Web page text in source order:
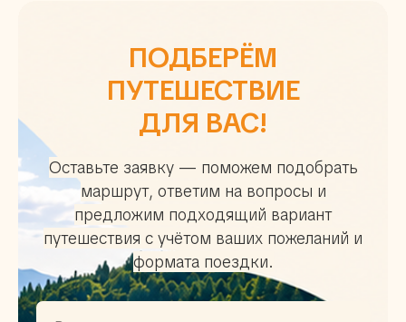
ПОДБЕРЁМ
ПУТЕШЕСТВИЕ
ДЛЯ ВАС!
Оставьте заявку — поможем подобрать
маршрут, ответим на вопросы и
предложим подходящий вариант
путешествия с учётом ваших пожеланий и
формата поездки.